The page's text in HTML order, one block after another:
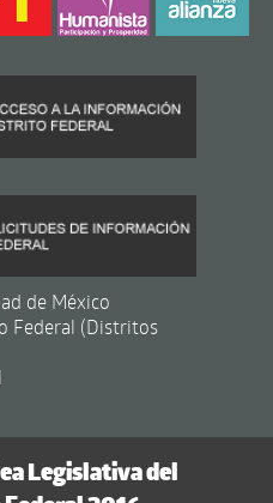
de México
Federal (Distritos
Legislativa del